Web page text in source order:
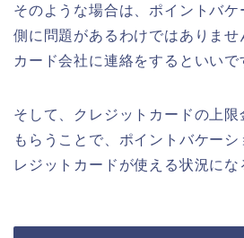
そのような場合は、ポイントバ
側に問題があるわけではありませ
カード会社に連絡をするといいで
そして、クレジットカードの上限
もらうことで、ポイントバケーシ
レジットカードが使える状況にな